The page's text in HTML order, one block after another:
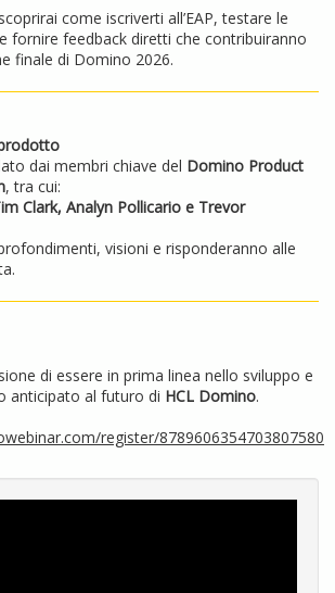
come iscriverti all’EAP, testare le
fornire feedback diretti che contribuiranno
finale di Domino 2026.
dai membri chiave del Domino Product
, tra cui:
Clark, Analyn Pollicario e Trevor
visioni e risponderanno alle
di essere in prima linea nello sviluppo e
anticipato al futuro di HCL Domino.
register/8789606354703807580